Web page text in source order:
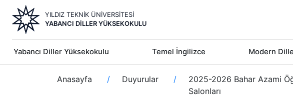
içeriğe
YILDIZ TEKNİK ÜNİVERSİTESİ
YABANCI DILLER YÜKSEKOKULU
Yabancı Diller Yüksekokulu Temel İngilizce Modern
Sayfa
yolu
Anasayfa Duyurular
2025-2026 Bahar Azami
Salonları